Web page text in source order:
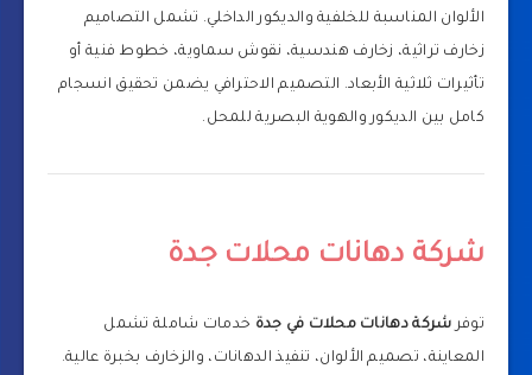
الألوان المناسبة للخلفية والديكور الداخلي. تشمل التصاميم
زخارف تراثية، زخارف هندسية، نقوش سماوية، خطوط فنية أو
تأثيرات ثلاثية الأبعاد. التصميم الاحترافي يضمن تحقيق انسجام
كامل بين الديكور والهوية البصرية للمحل.
شركة دهانات محلات جدة
توفر شركة دهانات محلات في جدة خدمات شاملة تشمل
المعاينة، تصميم الألوان، تنفيذ الدهانات، والزخارف بخبرة عالية.